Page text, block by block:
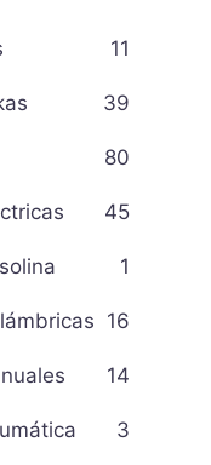
11
39
80
45
1
16
14
3